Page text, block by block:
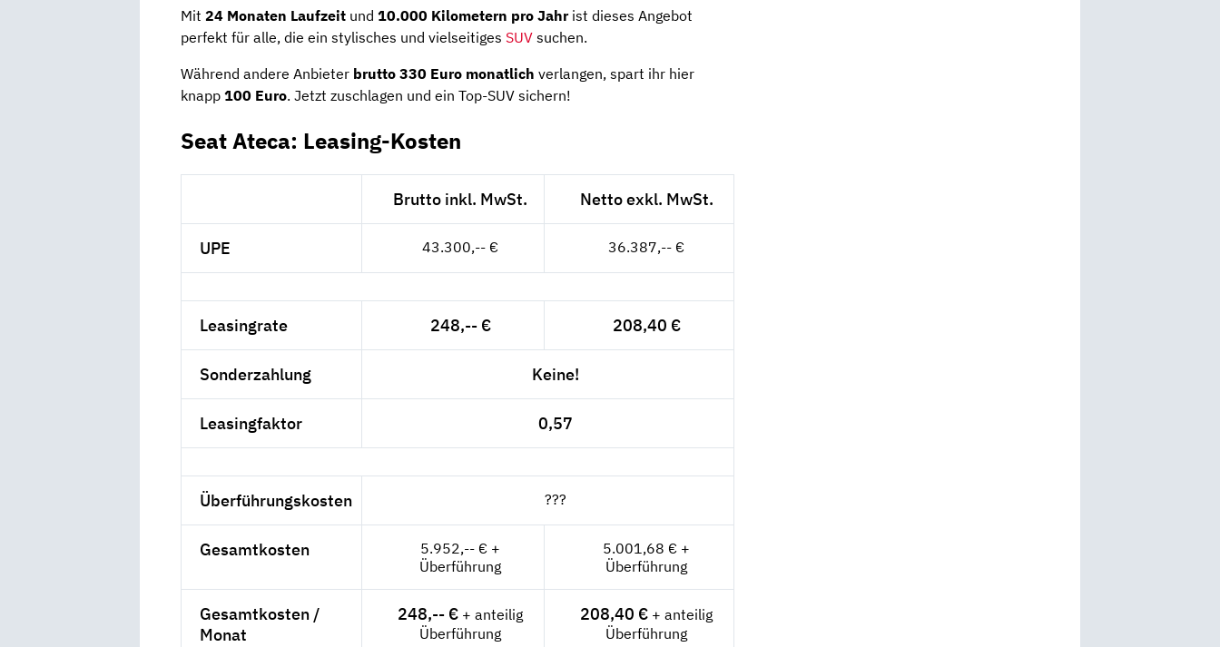
Mit 24 Monaten Laufzeit und 10.000 Kilometern pro Jahrist dieses Angebot
perfekt für alle, die ein stylisches und vielseitiges SUV suchen.
Während andere Anbieter brutto 330 Euro monatlich verlangen, spart ihr hier
knapp 100 Euro. Jetzt zuschlagen und ein Top-SUV sichern!
Seat Ateca: Leasing-Kosten
Brutto inkl. MwSt. Netto exkl. MwSt.
UPE 43.300,-- € 36.387,-- €
Leasingrate 248,-- € 208,40 €
Sonderzahlung Keine!
Leasingfaktor 0,57
Überführungskosten ???
Gesamtkosten
5.952,-- € +
Überführung
5.001,68 € +
Überführung
Gesamtkosten /
Monat
248,-- € + anteilig
Überführung
208,40 € + anteilig
Überführung